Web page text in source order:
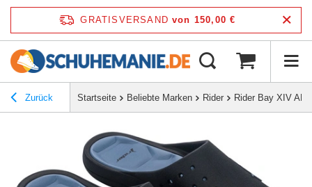
GRATISVERSAND von 150,00 €
Zurück Startseite Beliebte Marken Rider Rider Bay XIV AD